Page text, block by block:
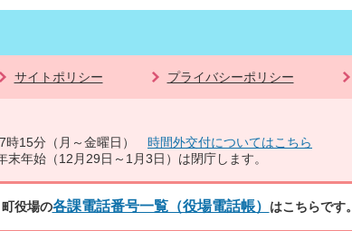
サイトポリシー プライバシーポリシー
時15分（月～金曜日） 時間外交付についてはこちら
末年始（12月29日～1月3日）は閉庁します。
役場の各課電話番号一覧（役場電話帳） はこちらです。